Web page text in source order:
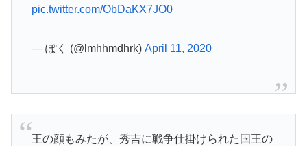
pic.twitter.com/ObDaKX7JO0
— ぽく (@lmhhmdhrk) April 11, 2020
王の顔もみたが、秀吉に戦争仕掛けられた国王の